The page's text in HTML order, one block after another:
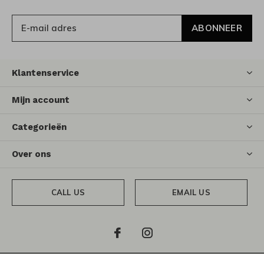
ABONNEER
Klantenservice
Mijn account
Categorieën
Over ons
CALL US EMAIL US